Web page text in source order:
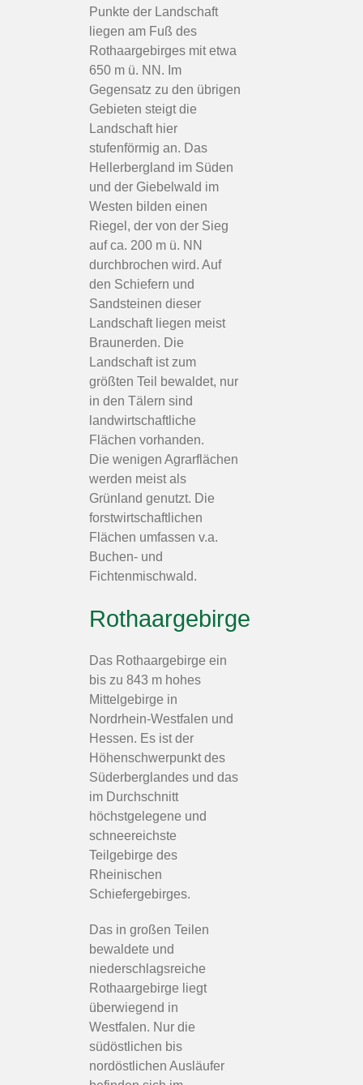
Punkte der Landschaft
liegen am Fuß des
Rothaargebirges mit etwa
650 m ü. NN. Im
Gegensatz zu den übrigen
Gebieten steigt die
Landschaft hier
stufenförmig an. Das
Hellerbergland im Süden
und der Giebelwald im
Westen bilden einen
Riegel, der von der Sieg
auf ca. 200 m ü. NN
durchbrochen wird. Auf
den Schiefern und
Sandsteinen dieser
Landschaft liegen meist
Braunerden. Die
Landschaft ist zum
größten Teil bewaldet, nur
in den Tälern sind
landwirtschaftliche
Flächen vorhanden.
Die wenigen Agrarflächen
werden meist als
Grünland genutzt. Die
forstwirtschaftlichen
Flächen umfassen v.a.
Buchen- und
Fichtenmischwald.
Rothaargebirge
Das Rothaargebirge ein
bis zu 843 m hohes
Mittelgebirge in
Nordrhein-Westfalen und
Hessen. Es ist der
Höhenschwerpunkt des
Süderberglandes und das
im Durchschnitt
höchstgelegene und
schneereichste
Teilgebirge des
Rheinischen
Schiefergebirges.
Das in großen Teilen
bewaldete und
niederschlagsreiche
Rothaargebirge liegt
überwiegend in
Westfalen. Nur die
südöstlichen bis
nordöstlichen Ausläufer